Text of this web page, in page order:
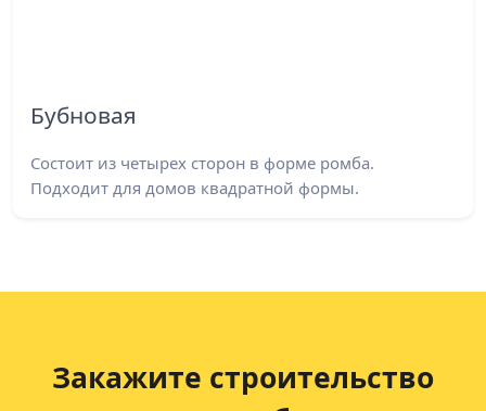
Бубновая
Состоит из четырех сторон в форме ромба.
Подходит для домов квадратной формы.
Закажите строительство